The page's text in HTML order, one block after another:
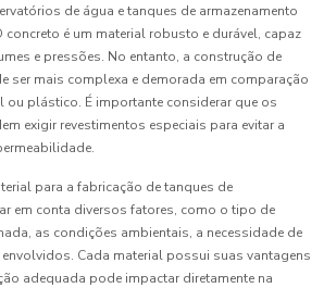
de água e tanques de armazenamento
é um material robusto e durável, capaz
e pressões. No entanto, a construção de
ser mais complexa e demorada em comparação
ou plástico. É importante considerar que os
exigir revestimentos especiais para evitar a
para a fabricação de tanques de
em conta diversos fatores, como o tipo de
as condições ambientais, a necessidade de
Cada material possui suas vantagens
adequada pode impactar diretamente na